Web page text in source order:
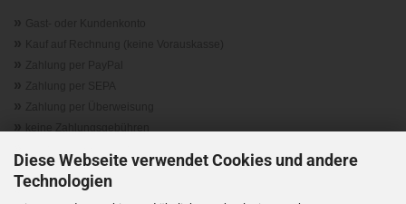
Diese Webseite verwendet Cookies und andere
Technologien
»Geld-zurück-Garantie
»versicherter Versand